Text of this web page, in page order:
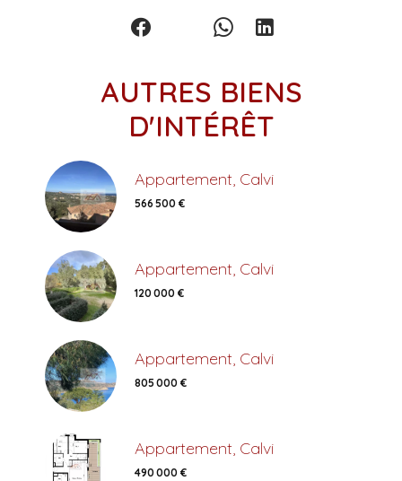
AUTRES BIENS
D'INTÉRÊT
Appartement, Calvi
566 500 €
Appartement, Calvi
120 000 €
Appartement, Calvi
805 000 €
Appartement, Calvi
490 000 €